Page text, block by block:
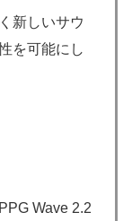
新しいサウ
を可能にし
Wave 2.2